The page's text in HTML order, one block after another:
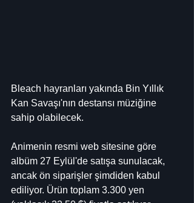
Bleach hayranları yakında Bin Yıllık
Kan Savaşı'nın destansı müziğine
sahip olabilecek.
Animenin resmi web sitesine göre
albüm 27 Eylül'de satışa sunulacak,
ancak ön siparişler şimdiden kabul
ediliyor. Ürün toplam 3.300 yen